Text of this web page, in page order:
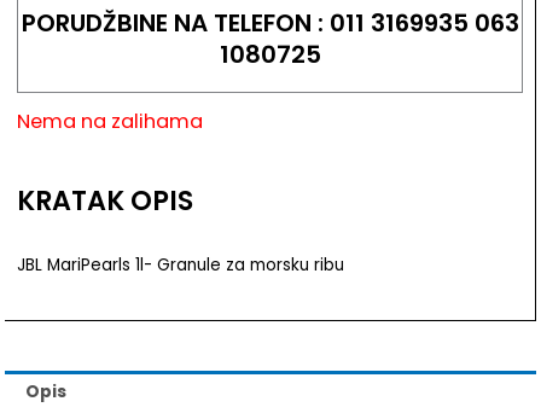
PORUDŽBINE NA TELEFON : 011 3169935 063
1080725
Nema na zalihama
KRATAK OPIS
JBL MariPearls 1l- Granule za morsku ribu
Opis